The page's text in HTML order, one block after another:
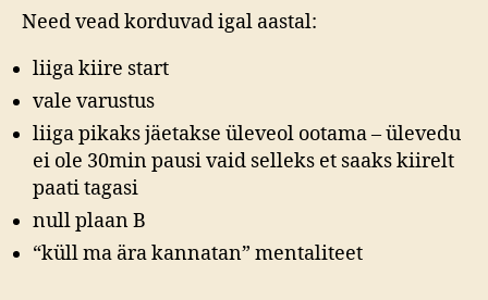
Need vead korduvad igal aastal:
liiga kiire start
vale varustus
liiga pikaks jäetakse üleveol ootama – ülevedu
ei ole 30min pausi vaid selleks et saaks kiirelt
paati tagasi
null plaan B
“küll ma ära kannatan” mentaliteet